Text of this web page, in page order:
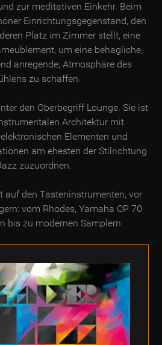
zur meditativen Einkehr. Beim
Einrichtungsgegenstand, den
Platz im Zimmer stellt, eine
um eine behagliche,
anregende, Atmosphäre des
zu schaffen.
den Oberbegriff Lounge. Sie ist
Architektur mit
Elementen und
am ehesten der Stilrichtung
zuzuordnen.
auf den Tasteninstrumenten, vor
vom Rhodes, Yamaha CP 70
bis zu modernen Samplern.